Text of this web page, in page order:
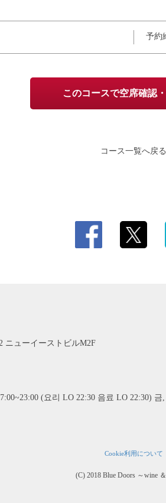
予約
このコースで空席確認
コース一覧へ戻る
ニューイーストビルM2F
(요리 LO 22:30 음료 LO 22:30)
Cookie利用について
(C) 2018 Blue Doors ～wine